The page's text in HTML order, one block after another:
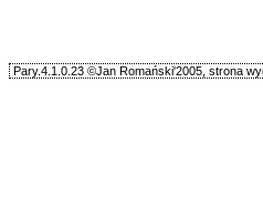
Pary.4.1.0.23 ©Jan Romański'2005, strona